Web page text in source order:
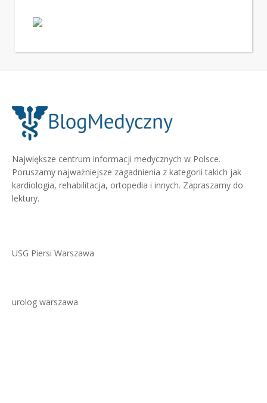
Największe centrum informacji medycznych w Polsce.
Poruszamy najważniejsze zagadnienia z kategorii takich jak
kardiologia, rehabilitacja, ortopedia i innych. Zapraszamy do
lektury.
USG Piersi Warszawa
urolog warszawa